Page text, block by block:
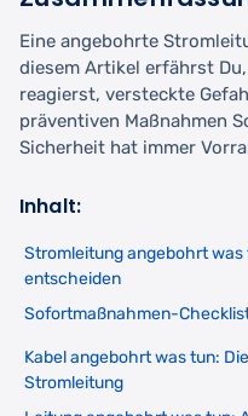
Eine angebohrte
diesem Artikel erfährst
reagierst, versteckte
präventiven Maßnahmen
Sicherheit hat immer
Inhalt:
Stromleitung angebohrt
entscheiden
Sofortmaßnahmen-
Kabel angebohrt was tun:
Stromleitung